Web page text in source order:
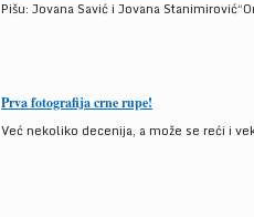
Pišu: Jovana Savić i Jovana
Prva fotografija crne rupe!
Već nekoliko decenija, a može se reći i